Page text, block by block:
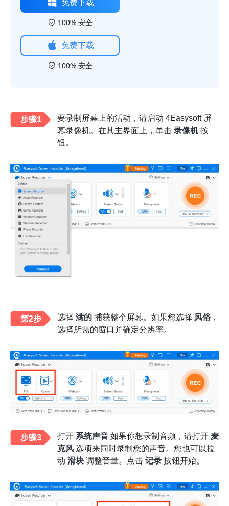
免费下载
100% 安全
免费下载
100% 安全
步骤1
要录制屏幕上的活动，请启动 4Easysoft 屏
幕录像机。在其主界面上，单击 录像机按
钮。
第2步 选择 满的 捕获整个屏幕。如果您选择 风俗，
选择所需的窗口并确定分辨率。
步骤3 打开 系统声音 如果你想录制音频，请打开 麦
克风 选项来同时录制您的声音。您也可以拉
动 滑块 调整音量。点击 记录 按钮开始。